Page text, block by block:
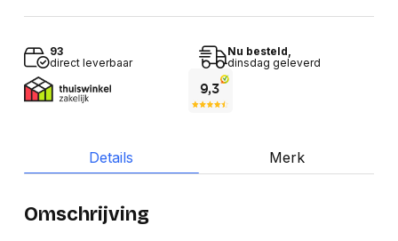
93
direct leverbaar
Nu besteld,
dinsdag geleverd
Details Merk
Omschrijving